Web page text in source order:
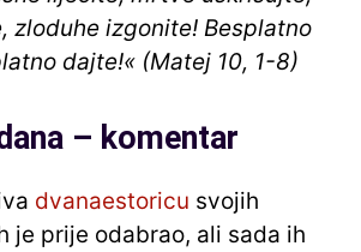
zloduhe izgonite! Besplatno
dajte!« (Matej 10, 1-8)
– komentar
dvanaestoricu svojih
je prije odabrao, ali sada ih